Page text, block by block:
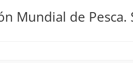
Mundial de Pesca.